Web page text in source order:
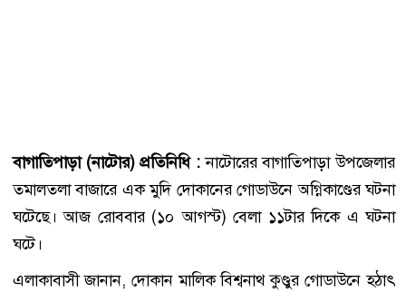
বাগাতিপাড়া (নাটোর) প্রতিনিধি :নাটোরের বাগাতিপাড়া উপজেলার
তমালতলা বাজারে এক মুদি দোকানের গোডাউনে অগ্নিকাণ্ডের ঘটনা
ঘটেছে। আজ রোববার (১০ আগস্ট) বেলা ১১টার দিকে এ ঘটনা
ঘটে।
এলাকাবাসী জানান, দোকান মালিক বিশ্বনাথ কুণ্ডুর গোডাউনে হঠাৎ